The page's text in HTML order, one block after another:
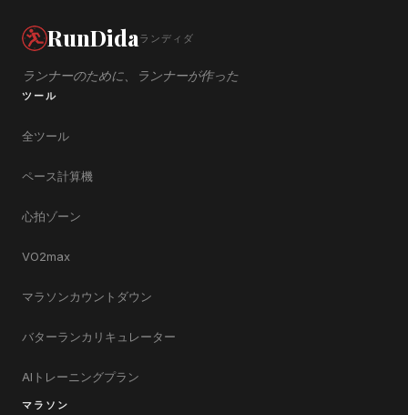
RunDidaランディダ
ランナーのために、ランナーが作った
ツール
全ツール
ペース計算機
心拍ゾーン
VO2max
マラソンカウントダウン
バターランカリキュレーター
AIトレーニングプラン
マラソン